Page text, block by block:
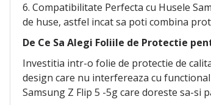
6. Compatibilitate Perfecta cu Husele
de huse, astfel incat sa poti combina
De Ce Sa Alegi Foliile de Protectie
Investitia intr-o folie de protectie de
design care nu interfereaza cu
Samsung Z Flip 5 -5g care doreste sa-si